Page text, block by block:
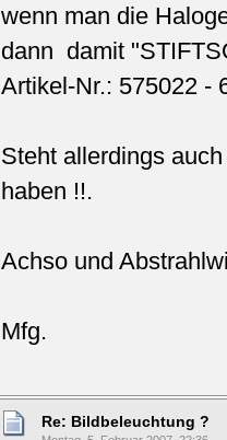
wenn man die
dann damit
Artikel-Nr.: 575022 -
Steht allerdings
haben !!.
Achso und
Mfg.
Re: Bildbeleuchtung ?